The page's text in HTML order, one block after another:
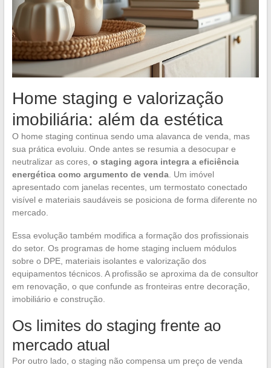
Home staging e valorização
imobiliária: além da estética
O home staging continua sendo uma alavanca de venda, mas
sua prática evoluiu. Onde antes se resumia a desocupar e
neutralizar as cores, o staging agora integra a eficiência
energética como argumento de venda. Um imóvel
apresentado com janelas recentes, um termostato conectado
visível e materiais saudáveis se posiciona de forma diferente no
mercado.
Essa evolução também modifica a formação dos profissionais
do setor. Os programas de home staging incluem módulos
sobre o DPE, materiais isolantes e valorização dos
equipamentos técnicos. A profissão se aproxima da de consultor
em renovação, o que confunde as fronteiras entre decoração,
imobiliário e construção.
Os limites do staging frente ao
mercado atual
Por outro lado, o staging não compensa um preço de venda